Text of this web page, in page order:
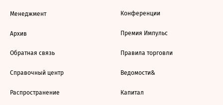
Менеджмент
Архив
Обратная связь
Справочный центр
Распространение
Конференции
Премия Импульс
Правила торговли
Ведомости&
Капитал